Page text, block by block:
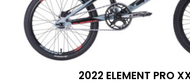
2022 ELEMENT PRO